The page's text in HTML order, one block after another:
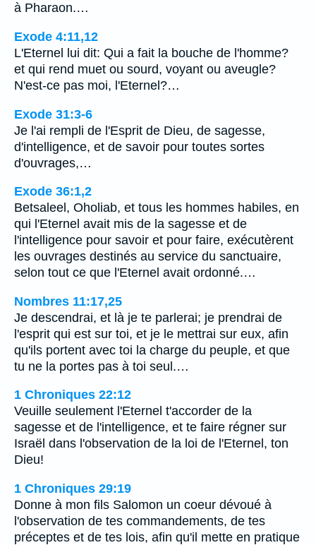
à Pharaon.…
Exode 4:11,12
L'Eternel lui dit: Qui a fait la bouche de l'homme?
et qui rend muet ou sourd, voyant ou aveugle?
N'est-ce pas moi, l'Eternel?…
Exode 31:3-6
Je l'ai rempli de l'Esprit de Dieu, de sagesse,
d'intelligence, et de savoir pour toutes sortes
d'ouvrages,…
Exode 36:1,2
Betsaleel, Oholiab, et tous les hommes habiles, en
qui l'Eternel avait mis de la sagesse et de
l'intelligence pour savoir et pour faire, exécutèrent
les ouvrages destinés au service du sanctuaire,
selon tout ce que l'Eternel avait ordonné.…
Nombres 11:17,25
Je descendrai, et là je te parlerai; je prendrai de
l'esprit qui est sur toi, et je le mettrai sur eux, afin
qu'ils portent avec toi la charge du peuple, et que
tu ne la portes pas à toi seul.…
1 Chroniques 22:12
Veuille seulement l'Eternel t'accorder de la
sagesse et de l'intelligence, et te faire régner sur
Israël dans l'observation de la loi de l'Eternel, ton
Dieu!
1 Chroniques 29:19
Donne à mon fils Salomon un coeur dévoué à
l'observation de tes commandements, de tes
préceptes et de tes lois, afin qu'il mette en pratique